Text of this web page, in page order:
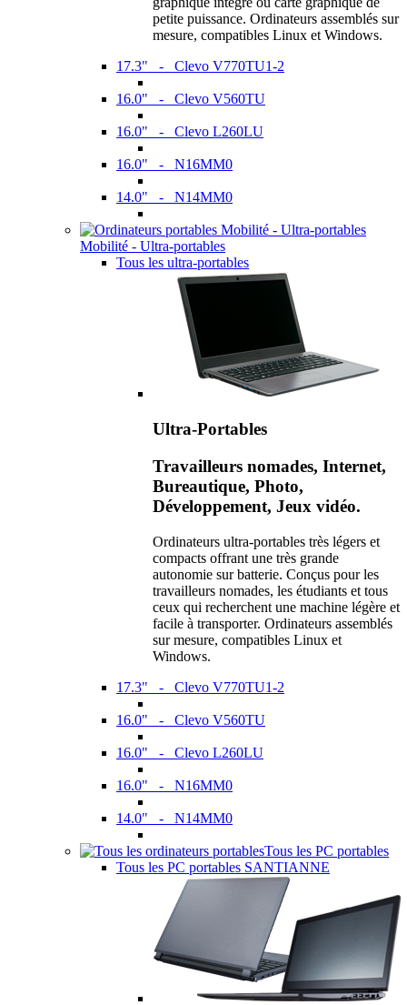
petite puissance. Ordinateurs assemblés sur
mesure, compatibles Linux et Windows.
17.3" - Clevo V770TU1-2
16.0" - Clevo V560TU
16.0" - Clevo L260LU
16.0" - N16MM0
14.0" - N14MM0
Mobilité - Ultra-portables
Tous les ultra-portables
Ultra-Portables
Travailleurs nomades, Internet,
Bureautique, Photo,
Développement, Jeux vidéo.
Ordinateurs ultra-portables très légers et
compacts offrant une très grande
autonomie sur batterie. Conçus pour les
travailleurs nomades, les étudiants et tous
ceux qui recherchent une machine légère et
facile à transporter. Ordinateurs assemblés
sur mesure, compatibles Linux et
Windows.
17.3" - Clevo V770TU1-2
16.0" - Clevo V560TU
16.0" - Clevo L260LU
16.0" - N16MM0
14.0" - N14MM0
Tous les PC portables
Tous les PC portables SANTIANNE